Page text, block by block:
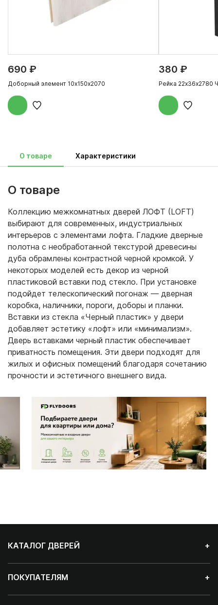
690 ₽
Доборный элемент 10х150х2070
380 ₽
Рейка 22х36х2780
О товаре Характеристики
О товаре
Коллекцию межкомнатных дверей ЛОФТ (LOFT)
выбирают для современных, индустриальных
интерьеров с элементами лофта. Гладкие дверные
полотна с необработанной текстурой древесины
дуба обрамлены контрастной черной кромкой. У
некоторых моделей есть декор из черной
пластиковой вставки под стекло. При установке
подойдет телескопический погонаж — дверная
коробка, наличники, пороги, доборы и планки.
Вставки из стекла «Черный пластик» у двери
добавляет эстетику «лофт» или «минимализм».
Дверь вставками черный пластик обеспечивает
приватность помещения. Эти двери подходят для
жилых и офисных помещений благодаря сочетанию
прочности и эстетичного внешнего вида.
КАТАЛОГ ДВЕРЕЙ +
ПОКУПАТЕЛЯМ +